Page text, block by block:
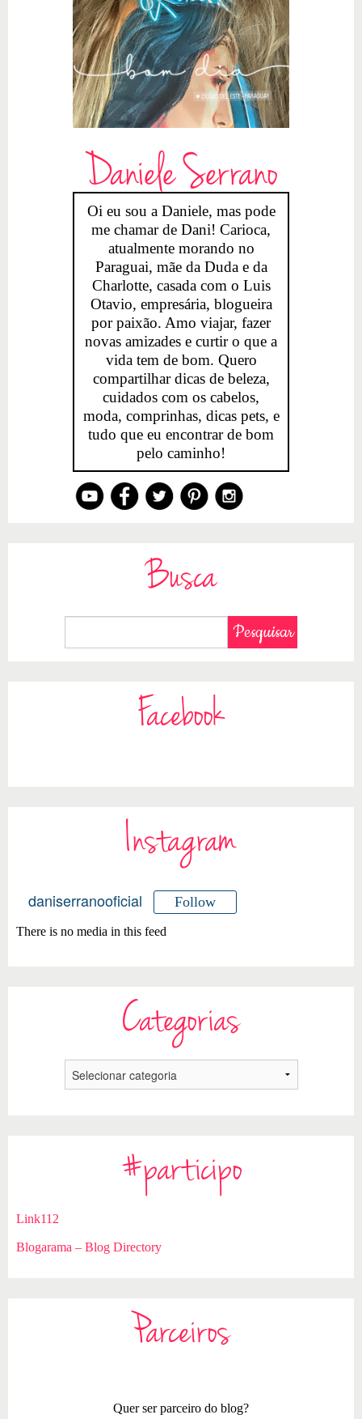
Daniele Serrano
Oi eu sou a Daniele, mas pode
me chamar de Dani! Carioca,
atualmente morando no
Paraguai, mãe da Duda e da
Charlotte, casada com o Luis
Otavio, empresária, blogueira
por paixão. Amo viajar, fazer
novas amizades e curtir o que a
vida tem de bom. Quero
compartilhar dicas de beleza,
cuidados com os cabelos,
moda, comprinhas, dicas pets, e
tudo que eu encontrar de bom
pelo caminho!
Busca
Facebook
Instagram
daniserranooficial Follow
There is no media in this feed
Categorias
#participo
Link112
Blogarama – Blog Directory
Parceiros
Quer ser parceiro do blog?